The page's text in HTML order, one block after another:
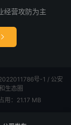
经营攻防为主

号-1 / 公安
生态圈
用：21.17 MB